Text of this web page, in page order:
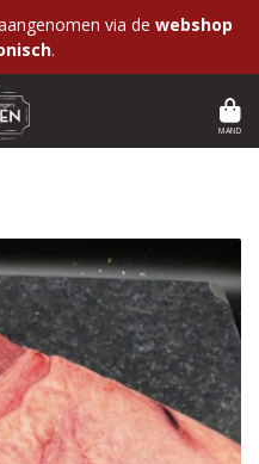
via de webshop
.
MAND